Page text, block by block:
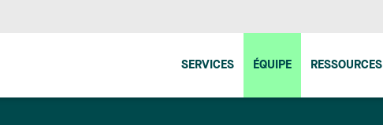
SERVICES ÉQUIPE RESSOURCES